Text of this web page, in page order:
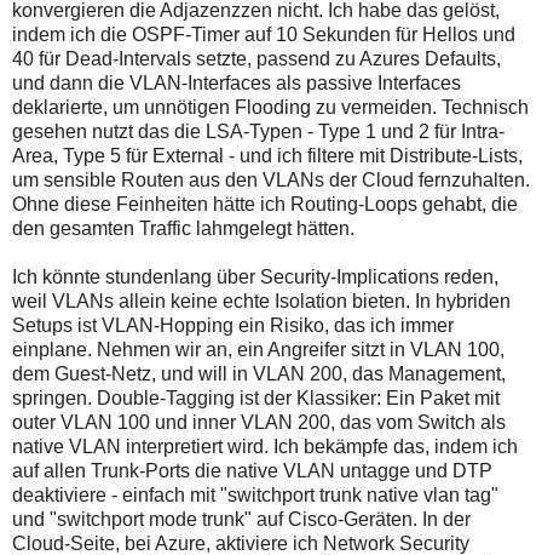
konvergieren die Adjazenzzen nicht. Ich habe das gelöst,
indem ich die OSPF-Timer auf 10 Sekunden für Hellos und
40 für Dead-Intervals setzte, passend zu Azures Defaults,
und dann die VLAN-Interfaces als passive Interfaces
deklarierte, um unnötigen Flooding zu vermeiden. Technisch
gesehen nutzt das die LSA-Typen - Type 1 und 2 für Intra-
Area, Type 5 für External - und ich filtere mit Distribute-Lists,
um sensible Routen aus den VLANs der Cloud fernzuhalten.
Ohne diese Feinheiten hätte ich Routing-Loops gehabt, die
den gesamten Traffic lahmgelegt hätten.
Ich könnte stundenlang über Security-Implications reden,
weil VLANs allein keine echte Isolation bieten. In hybriden
Setups ist VLAN-Hopping ein Risiko, das ich immer
einplane. Nehmen wir an, ein Angreifer sitzt in VLAN 100,
dem Guest-Netz, und will in VLAN 200, das Management,
springen. Double-Tagging ist der Klassiker: Ein Paket mit
outer VLAN 100 und inner VLAN 200, das vom Switch als
native VLAN interpretiert wird. Ich bekämpfe das, indem ich
auf allen Trunk-Ports die native VLAN untagge und DTP
deaktiviere - einfach mit "switchport trunk native vlan tag"
und "switchport mode trunk" auf Cisco-Geräten. In der
Cloud-Seite, bei Azure, aktiviere ich Network Security